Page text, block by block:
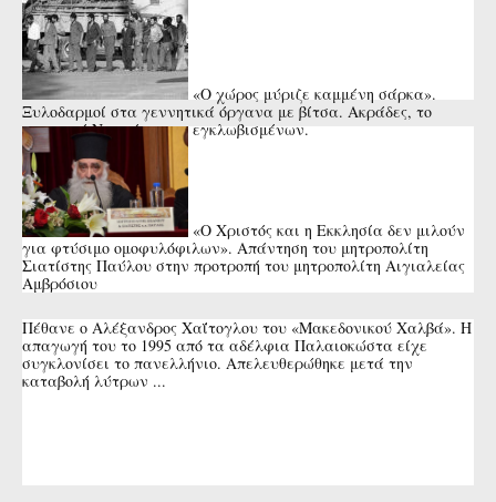
«Ο χώρος μύριζε καμμένη σάρκα».
Ξυλοδαρμοί στα γεννητικά όργανα με βίτσα. Ακράδες, το
κυπριακό Νταχάου των εγκλωβισμένων.
«Ο Χριστός και η Εκκλησία δεν μιλούν
για φτύσιμο ομοφυλόφιλων». Απάντηση του μητροπολίτη
Σιατίστης Παύλου στην προτροπή του μητροπολίτη Αιγιαλείας
Αμβρόσιου
Πέθανε ο Αλέξανδρος Χαΐτογλου του «Μακεδονικού Χαλβά». Η
απαγωγή του το 1995 από τα αδέλφια Παλαιοκώστα είχε
συγκλονίσει το πανελλήνιο. Απελευθερώθηκε μετά την
καταβολή λύτρων ...